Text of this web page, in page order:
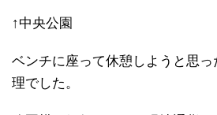
↑中央公園
ベンチに座って休憩しようと思
理でした。